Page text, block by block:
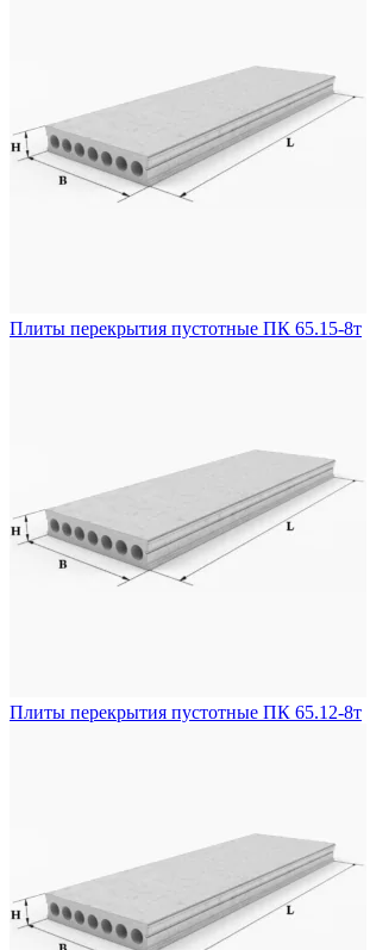
Плиты перекрытия пустотные ПК 65.15-8т
Плиты перекрытия пустотные ПК 65.12-8т